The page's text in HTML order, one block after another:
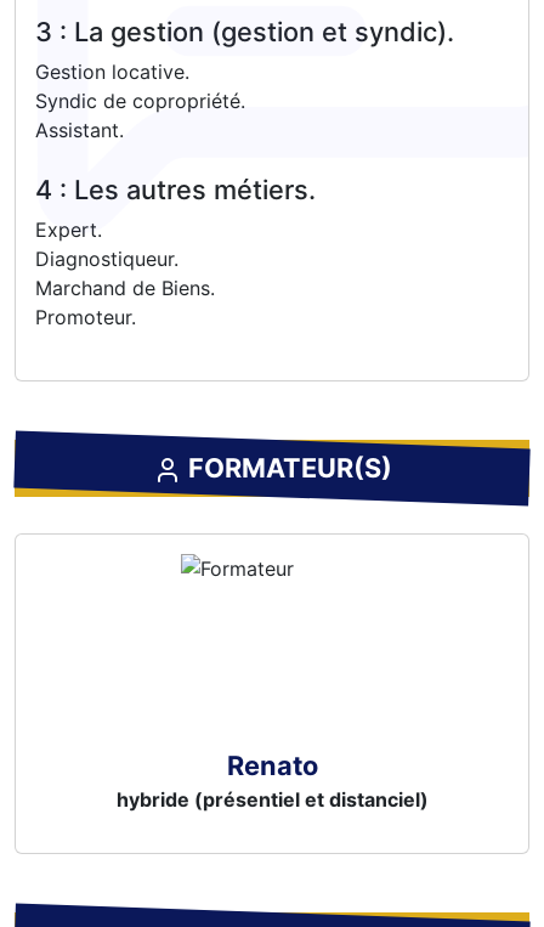
3 : La gestion (gestion et syndic).
Gestion locative.
Syndic de copropriété.
Assistant.
4 : Les autres métiers.
Expert.
Diagnostiqueur.
Marchand de Biens.
Promoteur.
FORMATEUR(S)
Renato
hybride (présentiel et distanciel)